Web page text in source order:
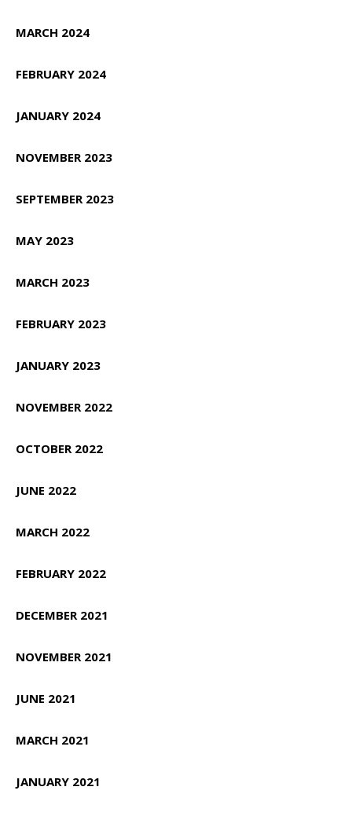
MARCH 2024
FEBRUARY 2024
JANUARY 2024
NOVEMBER 2023
SEPTEMBER 2023
MAY 2023
MARCH 2023
FEBRUARY 2023
JANUARY 2023
NOVEMBER 2022
OCTOBER 2022
JUNE 2022
MARCH 2022
FEBRUARY 2022
DECEMBER 2021
NOVEMBER 2021
JUNE 2021
MARCH 2021
JANUARY 2021